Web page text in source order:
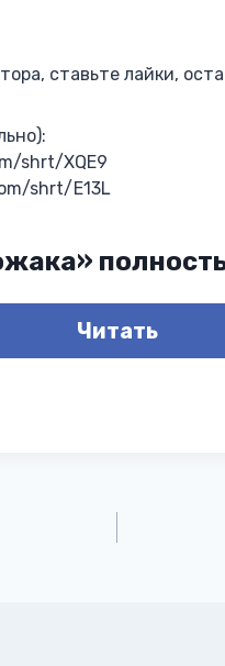
ставьте лайки,
shrt/XQE9
shrt/E13L
Читать